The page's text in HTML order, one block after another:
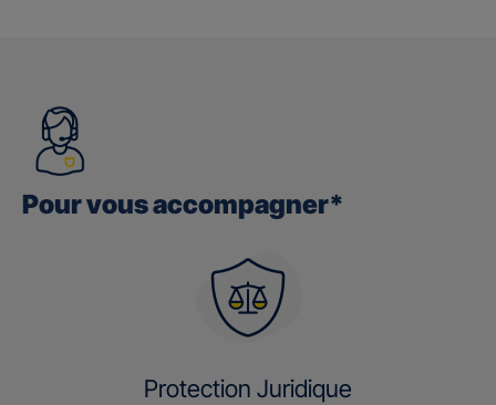
Pour vous accompagner*
Protection Juridique